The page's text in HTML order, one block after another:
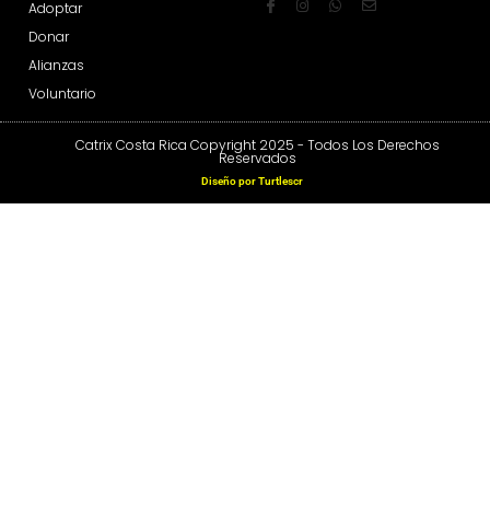
Adoptar
Donar
Alianzas
Voluntario
Catrix Costa Rica Copyright 2025 - Todos Los Derechos
Reservados
Diseño por Turtlescr